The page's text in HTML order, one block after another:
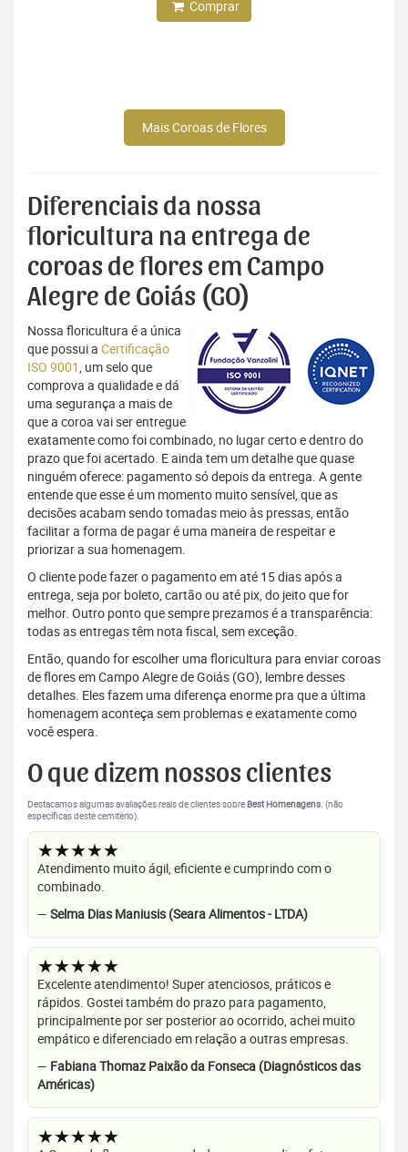
Comprar
Mais Coroas de Flores
Diferenciais da nossa
floricultura na entrega de
coroas de flores em Campo
Alegre de Goiás (GO)
Nossa floricultura é a única
que possui a Certificação
ISO 9001, um selo que
comprova a qualidade e dá
uma segurança a mais de
que a coroa vai ser entregue
exatamente como foi combinado, no lugar certo e dentro do
prazo que foi acertado. E ainda tem um detalhe que quase
ninguém oferece: pagamento só depois da entrega. A gente
entende que esse é um momento muito sensível, que as
decisões acabam sendo tomadas meio às pressas, então
facilitar a forma de pagar é uma maneira de respeitar e
priorizar a sua homenagem.
O cliente pode fazer o pagamento em até 15 dias após a
entrega, seja por boleto, cartão ou até pix, do jeito que for
melhor. Outro ponto que sempre prezamos é a transparência:
todas as entregas têm nota fiscal, sem exceção.
Então, quando for escolher uma floricultura para enviar coroas
de flores em Campo Alegre de Goiás (GO), lembre desses
detalhes. Eles fazem uma diferença enorme pra que a última
homenagem aconteça sem problemas e exatamente como
você espera.
O que dizem nossos clientes
Destacamos algumas avaliações reais de clientes sobre Best Homenagens. (não
específicas deste cemitério).
★★★★★
Atendimento muito ágil, eficiente e cumprindo com o
combinado.
— Selma Dias Maniusis (Seara Alimentos - LTDA)
★★★★★
Excelente atendimento! Super atenciosos, práticos e
rápidos. Gostei também do prazo para pagamento,
principalmente por ser posterior ao ocorrido, achei muito
empático e diferenciado em relação a outras empresas.
— Fabiana Thomaz Paixão da Fonseca (Diagnósticos das
Américas)
★★★★★